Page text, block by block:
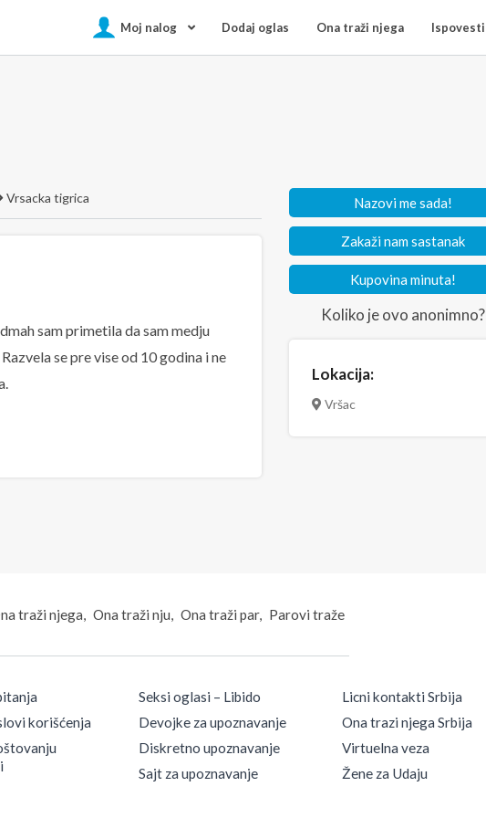
Moj nalog Dodaj oglas Ona traži njega Ispovesti
Vrsacka tigrica
sam primetila da sam medju
se pre vise od 10 godina i ne
Nazovi me sada!
Zakaži nam sastanak
Kupovina minuta!
Koliko je ovo anonimno?
Lokacija:
Vršac
traži njega Ona traži nju Ona traži par Parovi traže
korišćenja
Seksi oglasi – Libido
Devojke za upoznavanje
Diskretno upoznavanje
Sajt za upoznavanje
Licni kontakti Srbija
Ona trazi njega Srbija
Virtuelna veza
Žene za Udaju